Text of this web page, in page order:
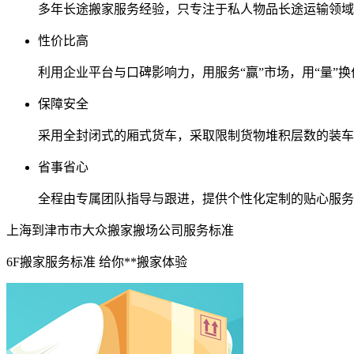
多年长途搬家服务经验，只专注于私人物品长途运输领域
性价比高
利用企业平台与口碑影响力，用服务“赢”市场，用“量”换
保障安全
采用全封闭式的厢式货车，采取限制货物堆积层数的装
省事省心
全程由专属团队指导与跟进，提供个性化定制的贴心服务
上海到津市市大众搬家搬场公司服务标准
6F搬家服务标准 给你**搬家体验